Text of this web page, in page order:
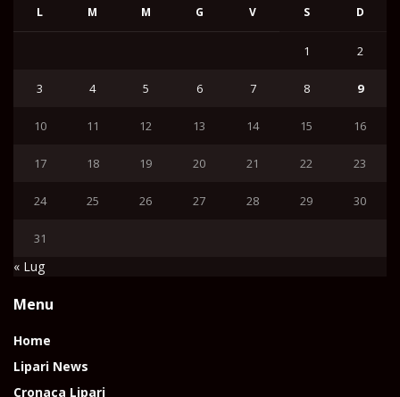
L M M G V S D
1 2
3 4 5 6 7 8 9
10 11 12 13 14 15 16
17 18 19 20 21 22 23
24 25 26 27 28 29 30
31
« Lug
Menu
Home
Lipari News
Cronaca Lipari